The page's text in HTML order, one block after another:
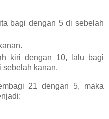
bagi dengan 5 di sebelah
kiri dengan 10, lalu bagi
sebelah kanan.
21 dengan 5, maka